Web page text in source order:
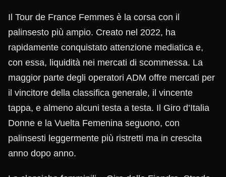
Il Tour de France Femmes è la corsa con il
palinsesto più ampio. Creato nel 2022, ha
rapidamente conquistato attenzione mediatica e,
con essa, liquidità nei mercati di scommessa. La
maggior parte degli operatori ADM offre mercati per
il vincitore della classifica generale, il vincente
tappa, e almeno alcuni testa a testa. Il Giro d’Italia
Donne e la Vuelta Femenina seguono, con
palinsesti leggermente più ristretti ma in crescita
anno dopo anno.